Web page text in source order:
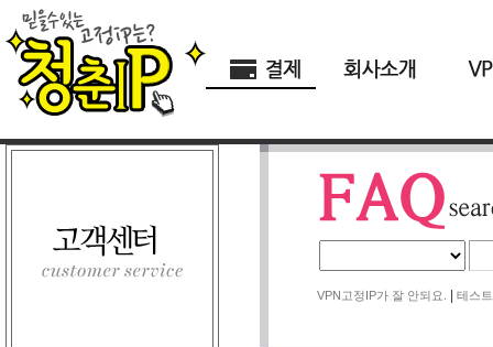
VPN고정IP가 잘 안되요. 테스